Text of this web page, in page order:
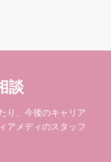
談
り、今後のキャリア
アメディのスタッフ